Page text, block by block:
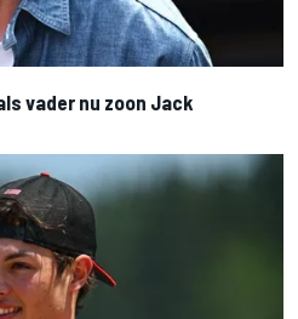
vader nu zoon Jack